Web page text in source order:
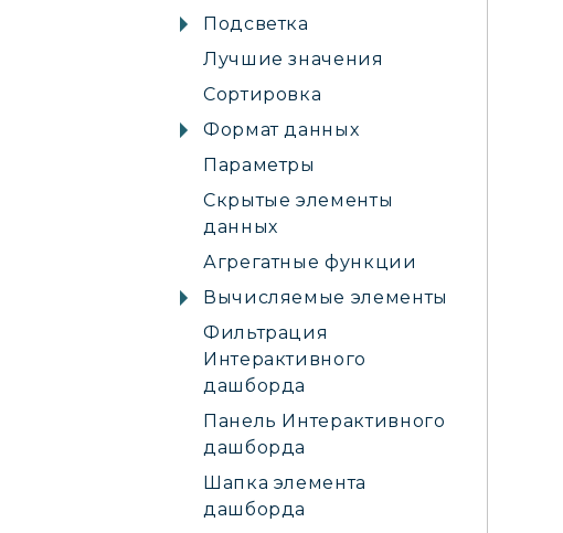
Подсветка
Лучшие значения
Сортировка
Формат данных
Параметры
Скрытые элементы
данных
Агрегатные функции
Вычисляемые элементы
Фильтрация
Интерактивного
дашборда
Панель Интерактивного
дашборда
Шапка элемента
дашборда